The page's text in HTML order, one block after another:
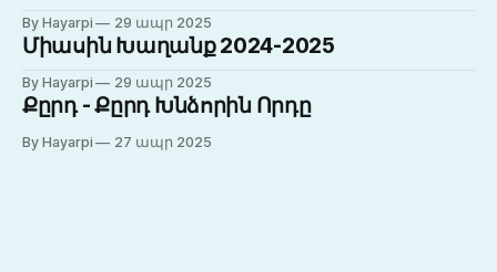
By Hayarpi 29 ապր 2025
Միասին Խաղանք 2024-2025
By Hayarpi 29 ապր 2025
Քըրդ - Քըրդ Խնձորին Որդը
By Hayarpi 27 ապր 2025